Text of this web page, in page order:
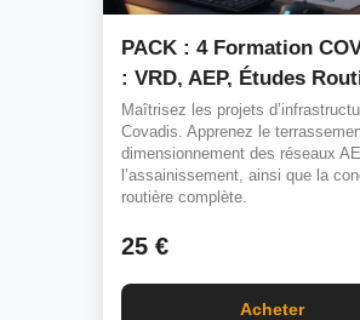
PACK : 4 Formation
: VRD, AEP, Études
Maîtrisez les projets
Covadis. Apprenez le
dimensionnement des réseaux
l’assainissement, ainsi que la
routière complète.
25 €
Acheter